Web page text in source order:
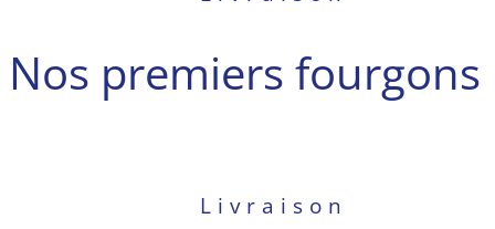
Nos premiers fourgons
Livraison